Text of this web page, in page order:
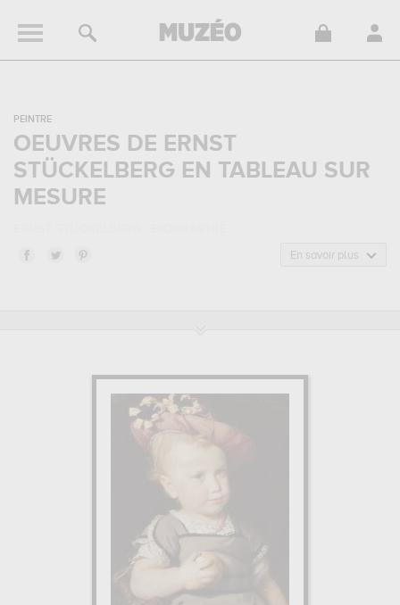
PEINTRE
OEUVRES DE ERNST
STÜCKELBERG EN TABLEAU SUR
MESURE
Ernst Stückelberg, est un peintre né à Bâle, Suisse, et mort à Bâle,
l'enfant au chapeau rose, l'un des fils de l'artiste : vico né en
pour pouvoir admirer l'une de ses œuvres. Les œuvres de Ernst
Stückelberg sont, en effet, principalement conservées au
En savoir plus